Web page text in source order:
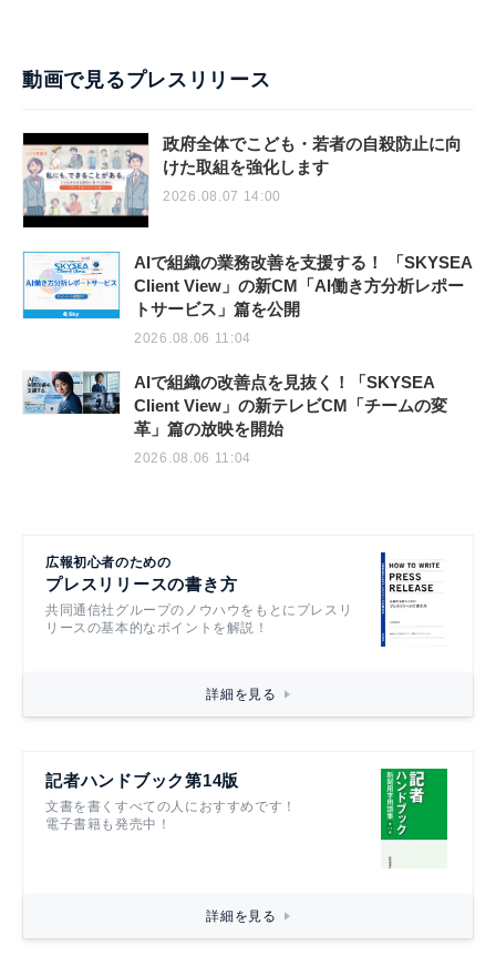
動画で見るプレスリリース
政府全体でこども・若者の自殺防止に向
けた取組を強化します
2026.08.07 14:00
AIで組織の業務改善を支援する！ 「SKYSEA
Client View」の新CM「AI働き方分析レポー
トサービス」篇を公開
2026.08.06 11:04
AIで組織の改善点を見抜く！「SKYSEA
Client View」の新テレビCM「チームの変
革」篇の放映を開始
2026.08.06 11:04
広報初心者のための
プレスリリースの書き方
共同通信社グループのノウハウをもとにプレスリ
リースの基本的なポイントを解説！
詳細を見る
記者ハンドブック第14版
文書を書くすべての人におすすめです！
電子書籍も発売中！
詳細を見る